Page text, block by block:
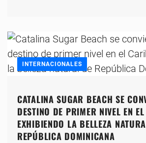
INTERNACIONALES
CATALINA SUGAR BEACH SE
DESTINO DE PRIMER NIVEL EN
EXHIBIENDO LA BELLEZA
REPÚBLICA DOMINICANA